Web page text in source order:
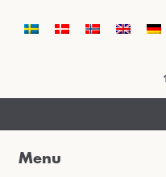
Menu